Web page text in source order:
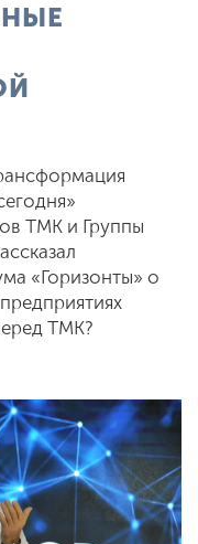
ТМК и Группы
«Горизонты» о
ТМК?